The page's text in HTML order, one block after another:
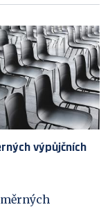
výpůjčních